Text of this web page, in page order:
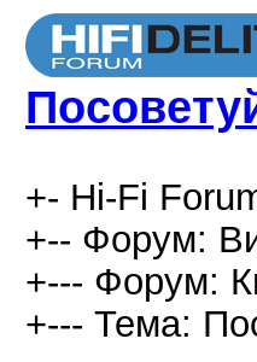
+- Hi-Fi
+-- Форум:
+--- Форум:
+--- Тема: